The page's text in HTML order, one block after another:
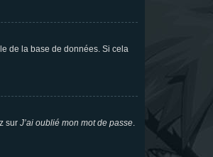
de la base de données. Si cela
sur J’ai oublié mon mot de passe.